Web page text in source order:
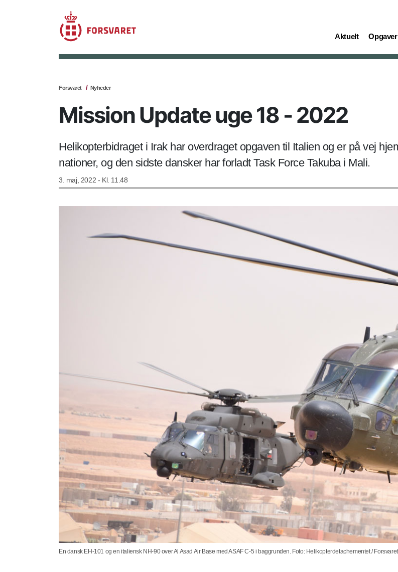
Aktuelt
(current) Opgaver
(current)
Forsvaret Nyheder
Mission Update uge 18 - 2022
Helikopterbidraget i Irak har overdraget opgaven til Italien og er på vej
nationer, og den sidste dansker har forladt Task Force Takuba i Mali.
3. maj, 2022 - Kl. 11.48
En dansk EH-101 og en italiensk NH-90 over Al Asad Air Base med ASAF C-5 i baggrunden. Foto: Helikopterdetachementet / Forsvaret